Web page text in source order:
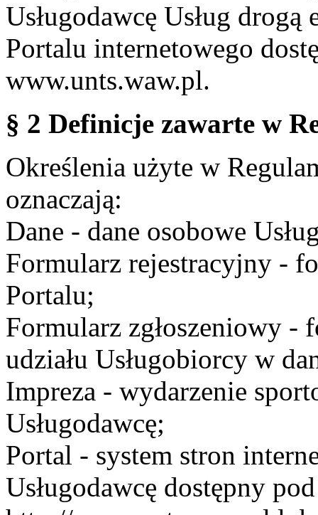
Usługodawcę Usług
Portalu internetowego
www.unts.waw.pl.
§ 2 Definicje zawarte w
Określenia użyte w
oznaczają:
Dane - dane osobowe
Formularz rejestracyjny -
Portalu;
Formularz zgłoszeniowy -
udziału Usługobiorcy w
Impreza - wydarzenie
Usługodawcę;
Portal - system stron
Usługodawcę dostępny